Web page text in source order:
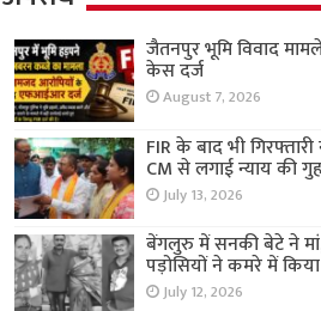
जैतनपुर भूमि विवाद
केस दर्ज
August 7, 2026
FIR के बाद भी
CM से लगाई न्याय की
July 13, 2026
बेंगलुरु में सनकी बेटे ने
पड़ोसियों ने कमरे में
July 12, 2026